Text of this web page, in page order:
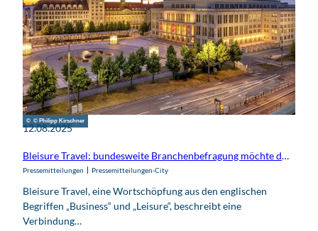
© © Philipp Kirschner
12.08.2025
Bleisure Travel: bundesweite Branchenbefragung möchte das Zukunftspotential dieser Reiseform sichtbar machen
Pressemitteilungen Pressemitteilungen-City
Bleisure Travel, eine Wortschöpfung aus den englischen
Begriffen „Business“ und „Leisure“, beschreibt eine
Verbindung…